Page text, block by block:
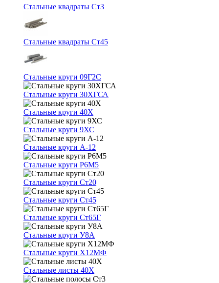
Стальные квадраты Ст3
Стальные квадраты Ст45
Стальные круги 09Г2С
Стальные круги 30ХГСА
Стальные круги 40Х
Стальные круги 9ХС
Стальные круги А-12
Стальные круги Р6М5
Стальные круги Ст20
Стальные круги Ст45
Стальные круги Ст65Г
Стальные круги У8А
Стальные круги Х12МФ
Стальные листы 40Х